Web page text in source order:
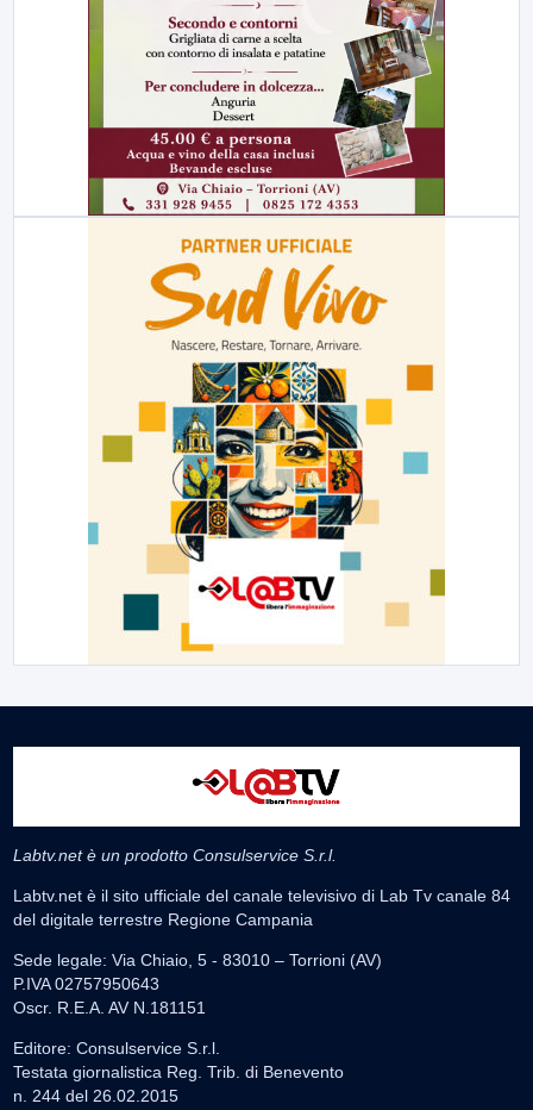
Labtv.net è un prodotto Consulservice S.r.l.
Labtv.net è il sito ufficiale del canale televisivo di Lab Tv canale 84
del digitale terrestre Regione Campania
Sede legale: Via Chiaio, 5 - 83010 – Torrioni (AV)
P.IVA 02757950643
Oscr. R.E.A. AV N.181151
Editore: Consulservice S.r.l.
Testata giornalistica Reg. Trib. di Benevento
n. 244 del 26.02.2015